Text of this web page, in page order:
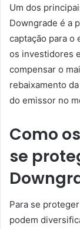
Um dos
Downgrade é a
captação para o
os investidores
compensar o
rebaixamento
do emissor no
Como
se
Para se
podem